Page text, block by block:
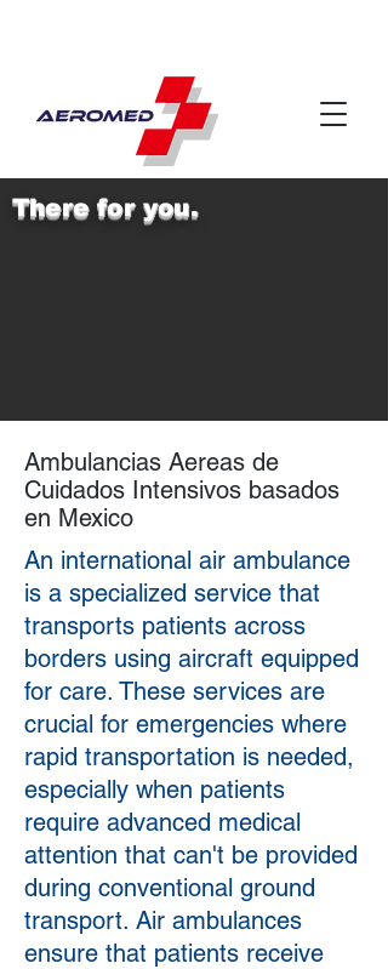
There for you.
Ambulancias Aereas de
Cuidados Intensivos basados
en Mexico
An international air ambulance
is a specialized service that
transports patients across
borders using aircraft equipped
for care. These services are
crucial for emergencies where
rapid transportation is needed,
especially when patients
require advanced medical
attention that can't be provided
during conventional ground
transport. Air ambulances
ensure that patients receive